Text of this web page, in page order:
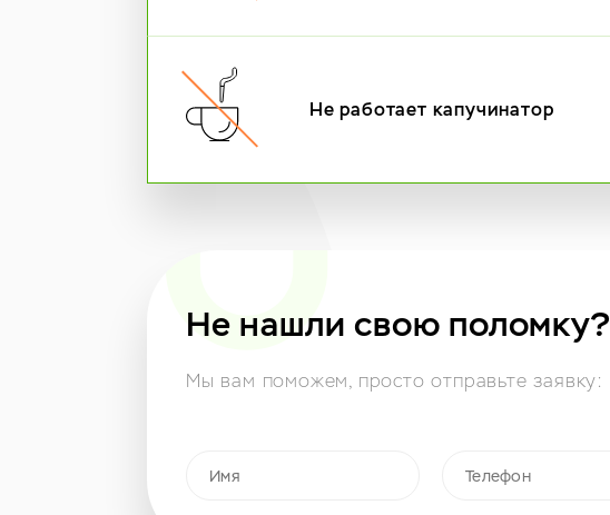
Не работает капучинатор
Не нашли свою поломку?
Мы вам поможем, просто отправьте заявку: